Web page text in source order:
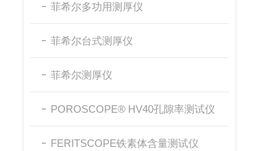
菲希尔多功用测厚仪
菲希尔台式测厚仪
菲希尔测厚仪
POROSCOPE® HV40孔隙率测试仪
FERITSCOPE铁素体含量测试仪